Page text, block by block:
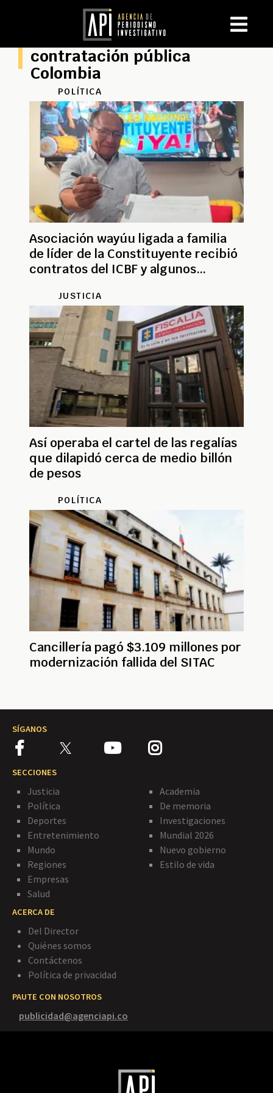
contratación pública
Colombia
POLÍTICA
Asociación wayúu ligada a familia
de líder de la Constituyente recibió
contratos del ICBF y algunos
JUSTICIA
Así operaba el cartel de las regalías
que dilapidó cerca de medio billón
de pesos
POLÍTICA
Cancillería pagó $3.109 millones por
modernización fallida del SITAC
SÍGANOS
SECCIONES
Justicia
Política
Deportes
Entretenimiento
Mundo
Regiones
Empresas
Salud
Academia
De memoria
Investigaciones
Mundial 2026
Nuevo gobierno
Estilo de vida
ACERCA DE
Del Director
Quiénes somos
Contáctenos
Política de privacidad
PAUTE CON NOSOTROS
publicidad@agenciapi.co